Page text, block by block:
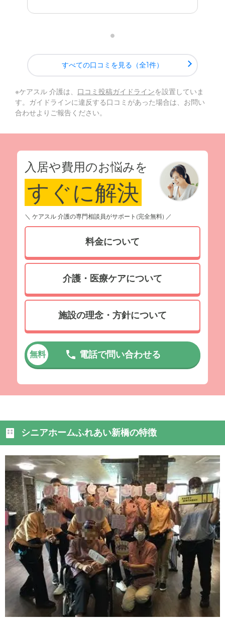
すべての口コミを見る（全1件）
※ケアスル 介護は、 口コミ投稿ガイドラインを設置していま
す。ガイドラインに違反する口コミがあった場合は、お問い
合わせよりご報告ください。
入居や費用のお悩みを
すぐに解決
＼ ケアスル 介護の専門相談員がサポート(完全無料) ／
料金について
介護・医療ケアについて
施設の理念・方針について
無料 電話で問い合わせる
シニアホームふれあい新橋の特徴